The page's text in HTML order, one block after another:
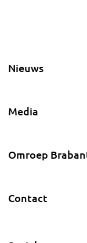
Nieuws
Media
Omroep
Contact